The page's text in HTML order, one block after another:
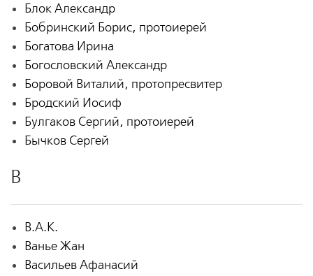
Блок Александр
Бобринский Борис, протоиерей
Богатова Ирина
Богословский Александр
Боровой Виталий, протопресвитер
Бродский Иосиф
Булгаков Сергий, протоиерей
Бычков Сергей
В
В.А.К.
Ванье Жан
Васильев Афанасий